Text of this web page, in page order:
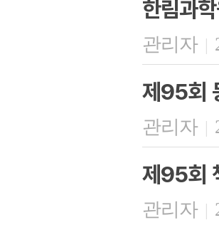
한림과
관리자 |
제95회
관리자 |
제95회
관리자 |